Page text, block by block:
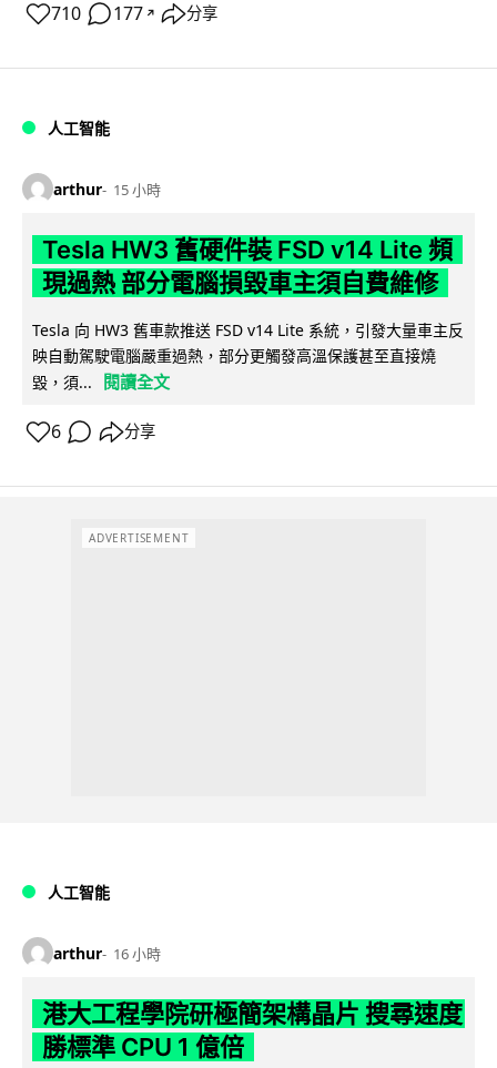
710 177 ↗ 分享
人工智能
arthur 15 小時
Tesla HW3 舊硬件裝 FSD v14 Lite 頻
現過熱 部分電腦損毀車主須自費維修
Tesla 向 HW3 舊車款推送 FSD v14 Lite 系統，引發大量車主反
映自動駕駛電腦嚴重過熱，部分更觸發高溫保護甚至直接燒
毀，須...
閱讀全文
6 分享
ADVERTISEMENT
人工智能
arthur 16 小時
港大工程學院研極簡架構晶片 搜尋速度
勝標準 CPU 1 億倍